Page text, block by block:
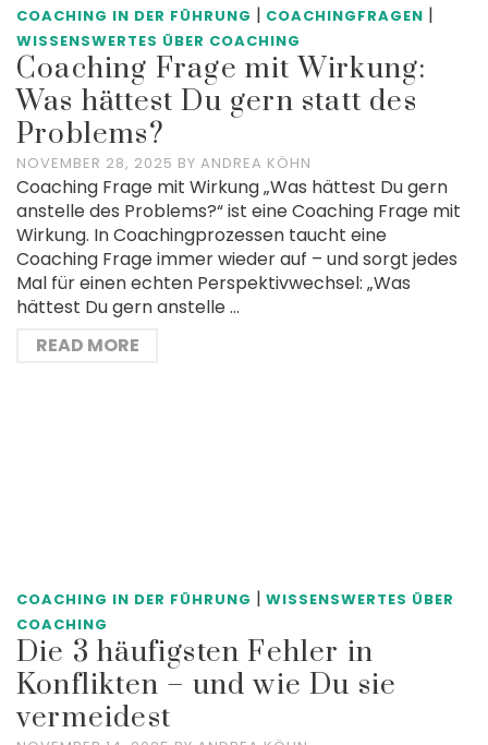
COACHING IN DER FÜHRUNG | COACHINGFRAGEN |
WISSENSWERTES ÜBER COACHING
Coaching Frage mit Wirkung:
Was hättest Du gern statt des
Problems?
NOVEMBER 28, 2025 BY ANDREA KÖHN
Coaching Frage mit Wirkung „Was hättest Du gern
anstelle des Problems?“ ist eine Coaching Frage mit
Wirkung. In Coachingprozessen taucht eine
Coaching Frage immer wieder auf – und sorgt jedes
Mal für einen echten Perspektivwechsel: „Was
hättest Du gern anstelle …
READ MORE
COACHING IN DER FÜHRUNG | WISSENSWERTES ÜBER
COACHING
Die 3 häufigsten Fehler in
Konflikten – und wie Du sie
vermeidest